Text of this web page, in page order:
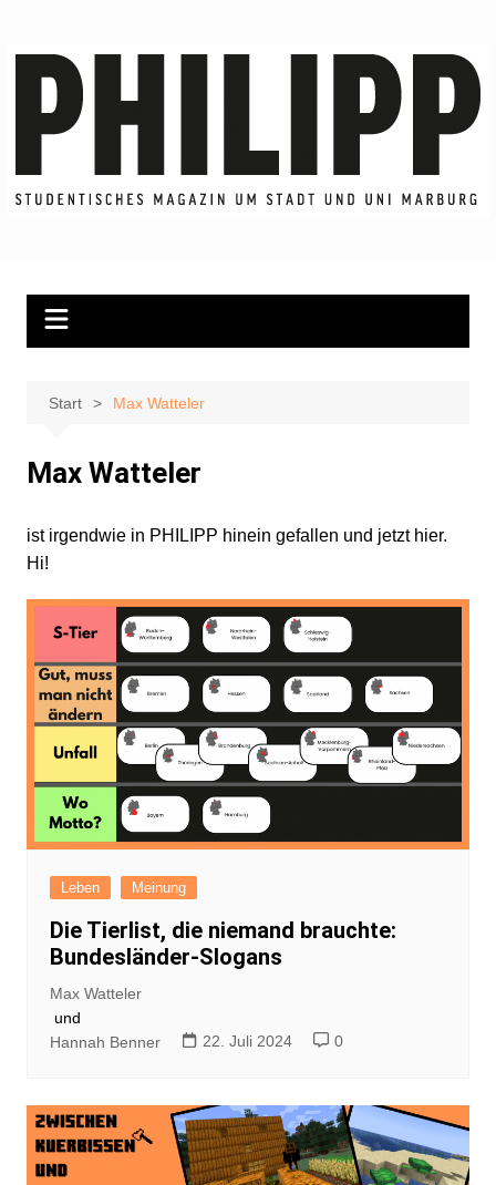
Start Max Watteler
Max Watteler
ist irgendwie in PHILIPP hinein gefallen und jetzt hier.
Hi!
Leben Meinung
Die Tierlist, die niemand brauchte:
Bundesländer-Slogans
Max Watteler
und
Hannah Benner
22. Juli 2024 0